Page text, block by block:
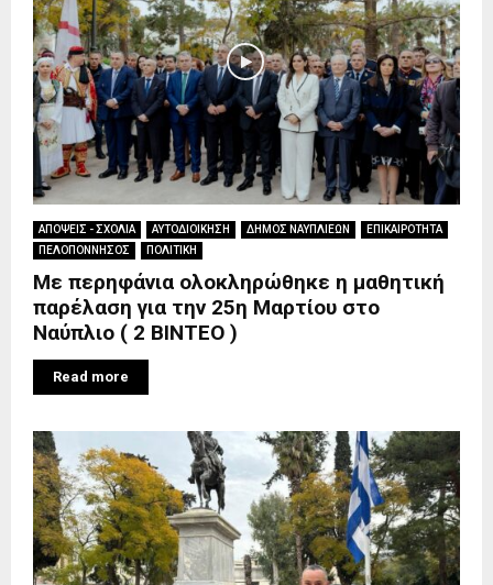
ΑΠΟΨΕΙΣ - ΣΧΟΛΙΑ ΑΥΤΟΔΙΟΙΚΗΣΗ ΔΗΜΟΣ ΝΑΥΠΛΙΕΩΝ
ΕΠΙΚΑΙΡΟΤΗΤΑ
ΠΕΛΟΠΟΝΝΗΣΟΣ
ΠΟΛΙΤΙΚΗ
Με περηφάνια ολοκληρώθηκε η μαθητική
παρέλαση για την 25η Μαρτίου στο
Ναύπλιο ( 2 ΒΙΝΤΕΟ )
Read more